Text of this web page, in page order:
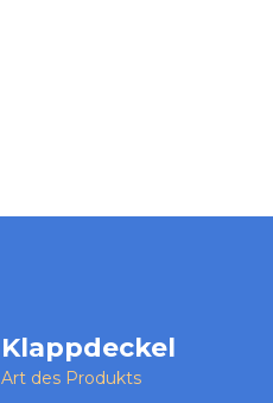
Klappdeckel
Art des Produkts